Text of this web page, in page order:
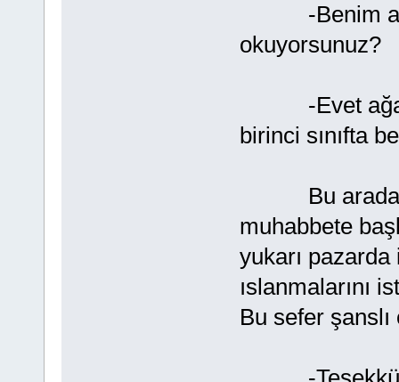
-Benim
okuyorsunuz?
-Evet
birinci sınıfta
Bu arada iki
muhabbete
yukarı
ıslanmalarını
Bu sefer